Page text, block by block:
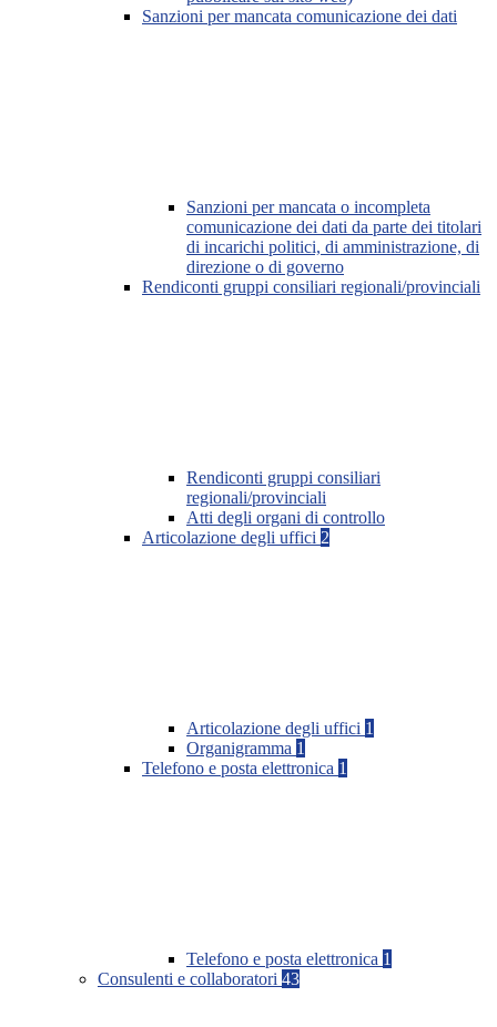
Sanzioni per mancata comunicazione dei dati
Sanzioni per mancata o incompleta
comunicazione dei dati da parte dei titolari
di incarichi politici, di amministrazione, di
direzione o di governo
Rendiconti gruppi consiliari regionali/provinciali
Rendiconti gruppi consiliari
regionali/provinciali
Atti degli organi di controllo
Articolazione degli uffici 2
Articolazione degli uffici 1
Organigramma 1
Telefono e posta elettronica 1
Telefono e posta elettronica 1
Consulenti e collaboratori 43